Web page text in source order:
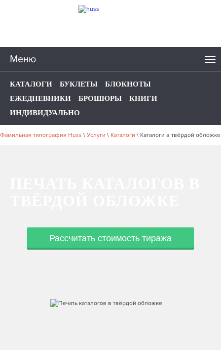
Меню
КАТАЛОГИ БУКЛЕТЫ
БЛОКНОТЫ
ЕЖЕДНЕВНИКИ
БРОШЮРЫ
КНИГИ
ИНДИВИДУАЛЬНО
Фамильная типография Huss \ Услуги \ Каталоги \ Каталоги в твёрдой обложке
Рассчитать стоимость тиража